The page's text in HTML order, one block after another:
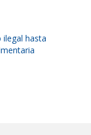
hasta